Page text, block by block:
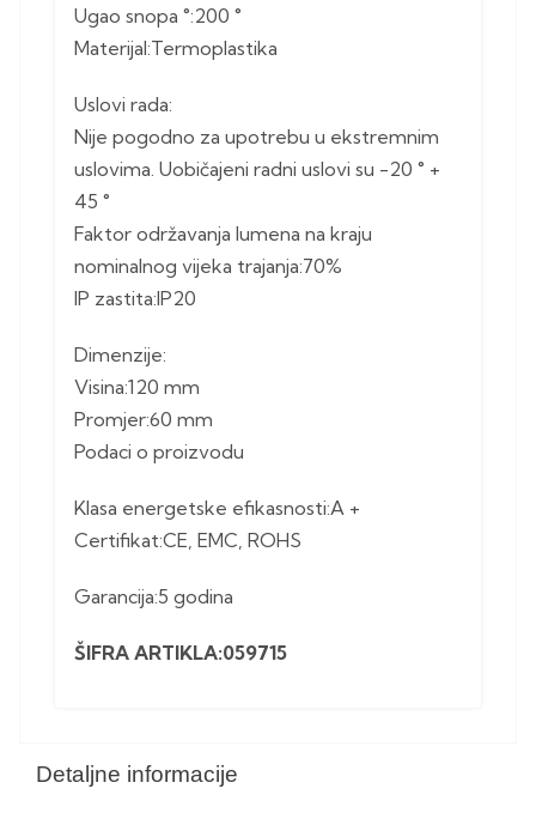
Detaljne informacije
Ugao snopa °:200 °
Materijal:Termoplastika
Uslovi rada:
Nije pogodno za upotrebu u ekstremnim
uslovima. Uobičajeni radni uslovi su -20 ° +
45 °
Faktor održavanja lumena na kraju
nominalnog vijeka trajanja:70%
IP zastita:IP20
Dimenzije:
Visina:120 mm
Promjer:60 mm
Podaci o proizvodu
Klasa energetske efikasnosti:A +
Certifikat:CE, EMC, ROHS
Garancija:5 godina
ŠIFRA ARTIKLA:059715